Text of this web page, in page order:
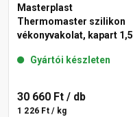
Masterplast
Thermomaster szilikon
vékonyvakolat, kapart 1,5
Gyártói készleten
30 660 Ft / db
1 226 Ft / kg